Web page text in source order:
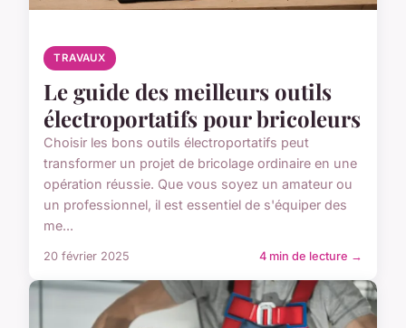
TRAVAUX
Le guide des meilleurs outils
électroportatifs pour bricoleurs
Choisir les bons outils électroportatifs peut
transformer un projet de bricolage ordinaire en une
opération réussie. Que vous soyez un amateur ou
un professionnel, il est essentiel de s'équiper des
me...
20 février 2025 4 min de lecture →